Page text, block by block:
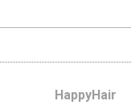
HappyHair